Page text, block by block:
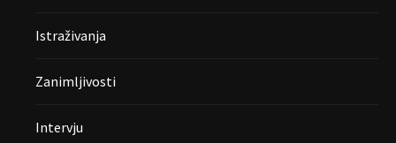
Istraživanja
Zanimljivosti
Intervju